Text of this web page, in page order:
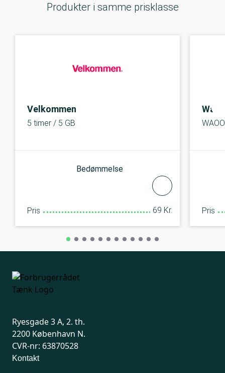
Produkter i samme prisklasse
Velkommen
5 timer / 5 GB
Bedømmelse
Pris 69 Kr. Pris
Ryesgade 3 A, 2. th.
2200 København N.
CVR-nr: 63870528
Kontakt